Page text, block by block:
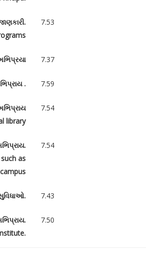
7.53
7.37
. 7.59
library
7.54
as
7.54
7.43
7.50